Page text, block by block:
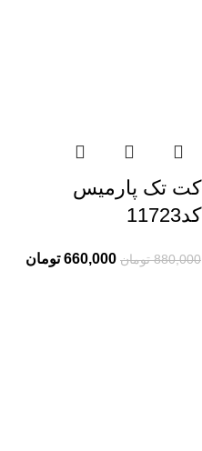
کت تک پارمیس
کد11723
880,000 تومان 660,000 تومان